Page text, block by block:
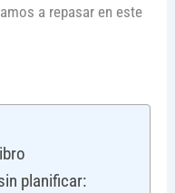
a repasar en este
planificar: